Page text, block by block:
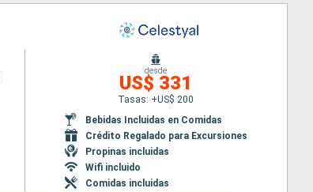
desde
US$ 331
Tasas: +US$ 200
Bebidas Incluidas en Comidas
Crédito Regalado para Excursiones
Propinas incluidas
Wifi incluido
Comidas incluidas